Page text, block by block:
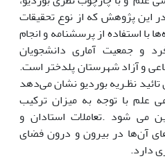
این پژوهش که از نوع تحقیقات
با استفاده از پرسشنامه و انجام
و جمعیت آماری دانشجویان
و آزاد شهرستان پلدختر است.
نظـریه بوردیو نشان می‌دهد
علم با توجه به میزان ترکیب
می شود .تعاملات استادان و
آن‌ها در بیرون و درون فضای
دارد.